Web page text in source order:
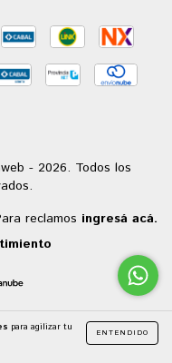
para agilizar tu
ENTENDIDO
- 2026. Todos los
reclamos ingresá acá.